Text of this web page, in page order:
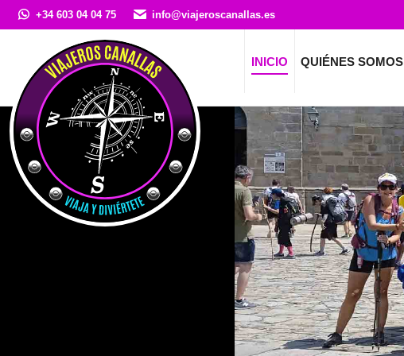
+34 603 04 04 75 info@viajeroscanallas.es
INICIO QUIÉNES SOMOS